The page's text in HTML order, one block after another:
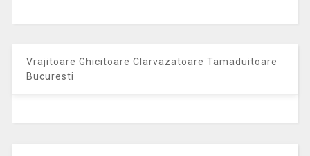
Vrajitoare Ghicitoare Clarvazatoare Tamaduitoare
Bucuresti